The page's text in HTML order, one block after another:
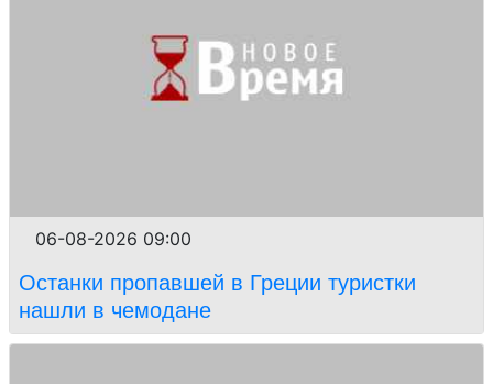
06-08-2026 09:00
Останки пропавшей в Греции туристки
нашли в чемодане